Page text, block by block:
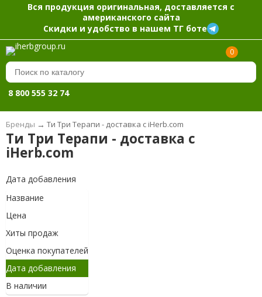
Вся продукция оригинальная, доставляется с
американского сайта
Скидки и удобство в нашем ТГ боте
0
8 800 555 32 74
Бренды → Ти Три Терапи - доставка с iHerb.com
Ти Три Терапи - доставка с
iHerb.com
Дата добавления
Название
Цена
Хиты продаж
Оценка покупателей
Дата добавления
В наличии